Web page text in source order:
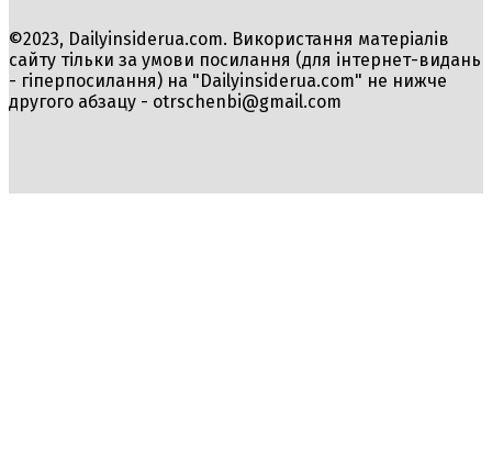
©2023, Dailyinsiderua.com. Використання матеріалів
сайту тільки за умови посилання (для інтернет-видань
- гіперпосилання) на "Dailyinsiderua.com" не нижче
другого абзацу - otrschenbi@gmail.com